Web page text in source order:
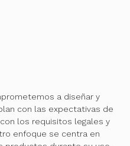
a diseñar y
con las expectativas de
los requisitos legales y
enfoque se centra en